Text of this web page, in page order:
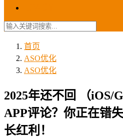
首页
ASO优化
ASO优化
2025年还不回 （iOS/
APP评论？你正在错
长红利！